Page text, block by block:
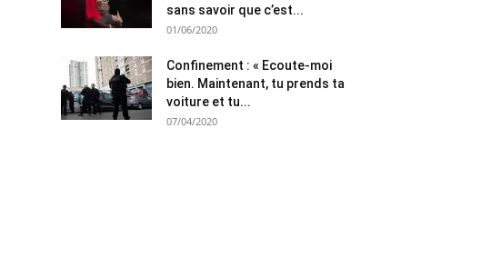
sans savoir que c’est...
01/06/2020
Confinement : « Ecoute-moi
bien. Maintenant, tu prends ta
voiture et tu...
07/04/2020